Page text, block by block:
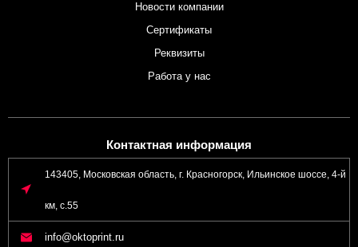
Новости компании
Сертификаты
Реквизиты
Работа у нас
Контактная информация
143405, Московская область, г. Красногорск, Ильинское шоссе, 4-й
км, с.55
info@oktoprint.ru